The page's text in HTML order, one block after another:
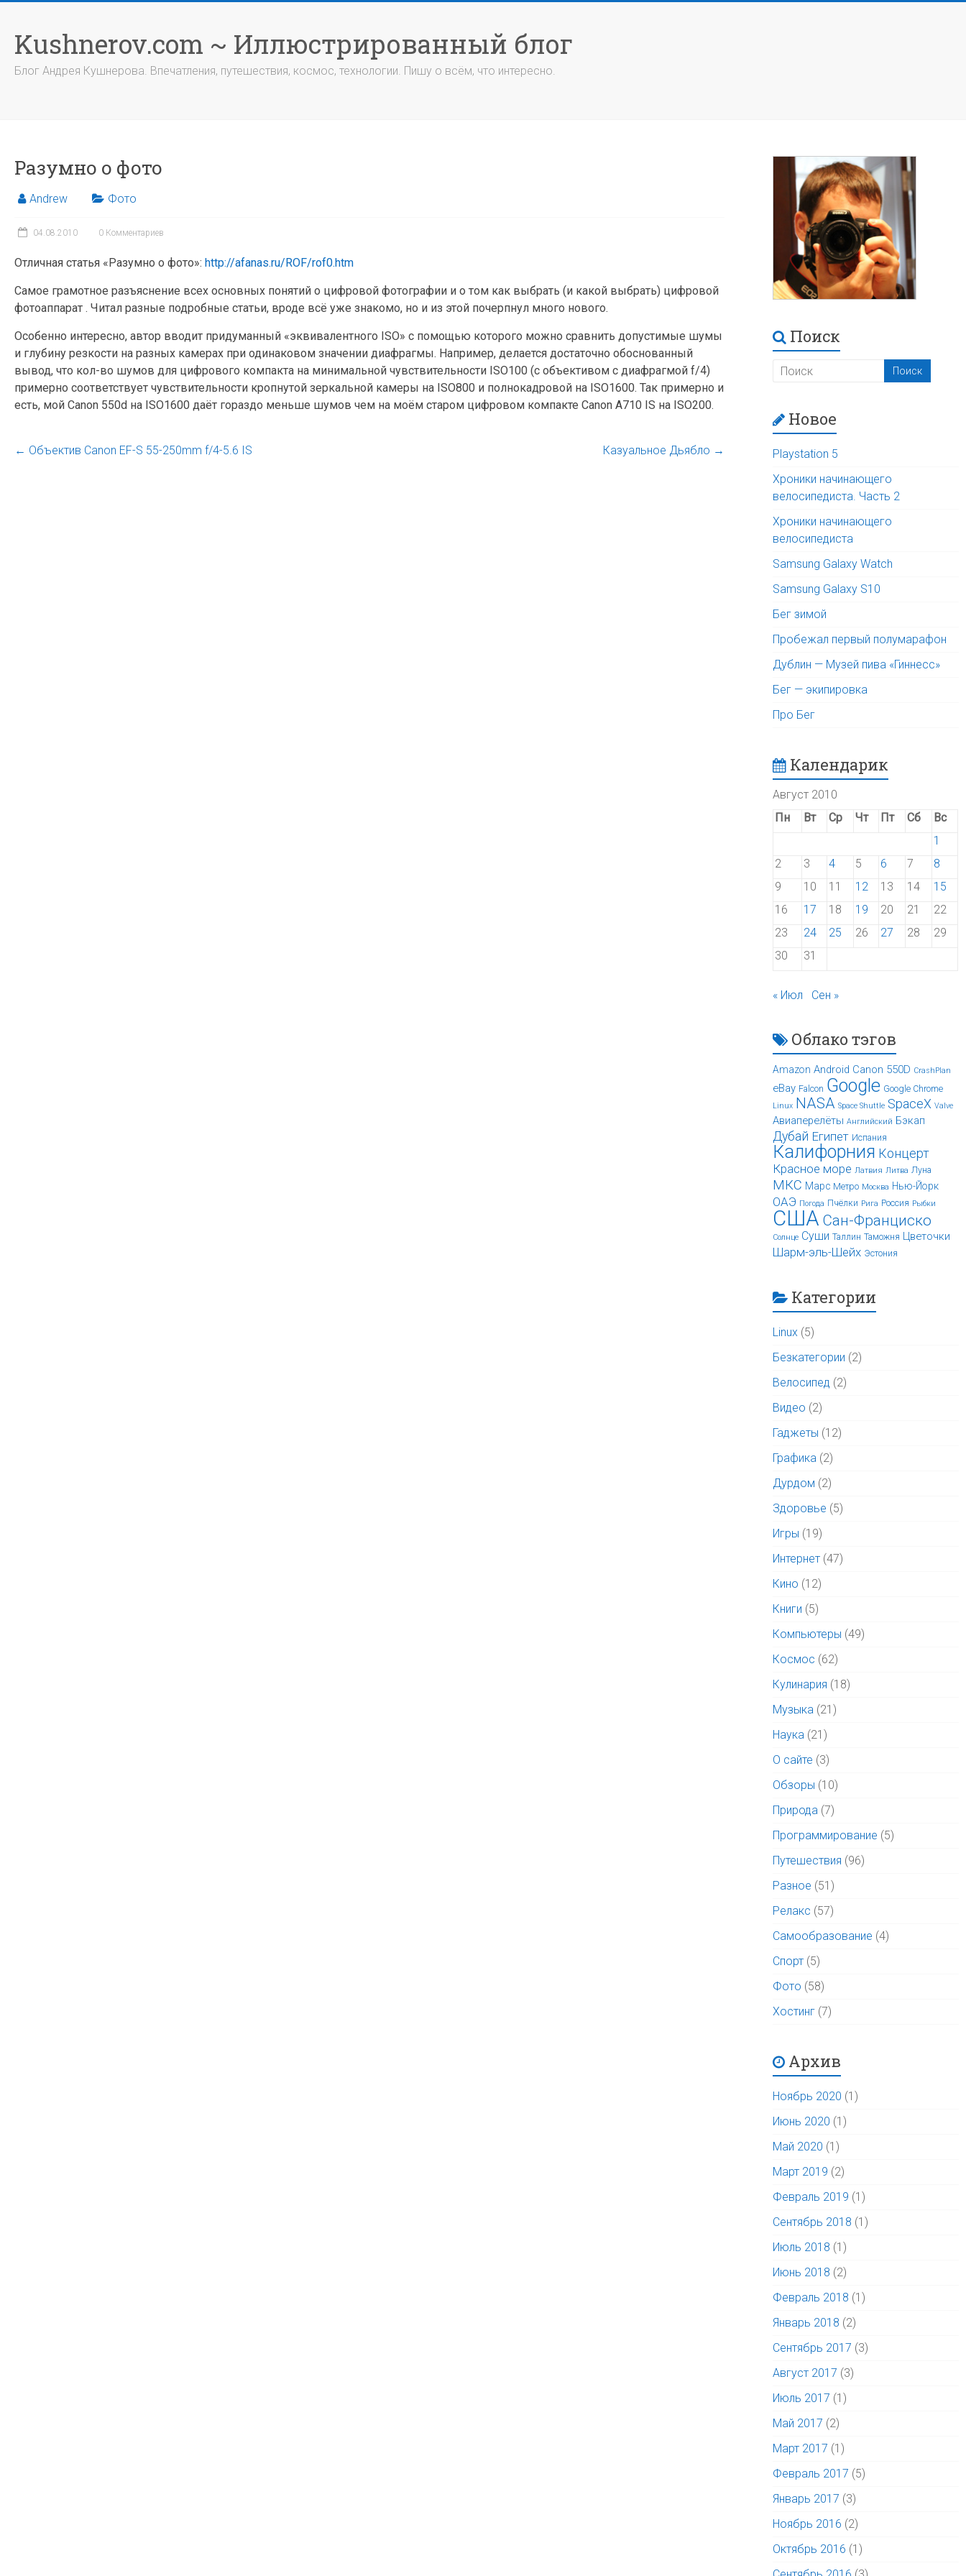
содержимому
Kushnerov.com ~ Иллюстрированный блог
Блог Андрея Кушнерова. Впечатления, путешествия, космос, технологии. Пишу о всём, что интересно.
Разумно о фото
Andrew Фото
04.08.2010 0 Комментариев
Отличная статья «Разумно о фото»: http://afanas.ru/ROF/rof0.htm
Самое грамотное разъяснение всех основных понятий о цифровой фотографии и о том как выбрать (и какой выбрать) цифровой
фотоаппарат . Читал разные подробные статьи, вроде всё уже знакомо, но и из этой почерпнул много нового.
Особенно интересно, автор вводит придуманный «эквивалентного ISO» с помощью которого можно сравнить допустимые шумы
и глубину резкости на разных камерах при одинаковом значении диафрагмы. Например, делается достаточно обоснованный
вывод, что кол-во шумов для цифрового компакта на минимальной чувствительности ISO100 (с объективом с диафрагмой f/4)
примерно соответствует чувствительности кропнутой зеркальной камеры на ISO800 и полнокадровой на ISO1600. Так примерно и
есть, мой Canon 550d на ISO1600 даёт гораздо меньше шумов чем на моём старом цифровом компакте Canon A710 IS на ISO200.
← Объектив Canon EF-S 55-250mm f/4-5.6 IS Казуальное Дьябло →
Поиск
Новое
Playstation 5
Хроники начинающего
велосипедиста. Часть 2
Хроники начинающего
велосипедиста
Samsung Galaxy Watch
Samsung Galaxy S10
Бег зимой
Пробежал первый полумарафон
Дублин — Музей пива «Гиннесс»
Бег — экипировка
Про Бег
Календарик
Август 2010
Пн
Вт Ср Чт Пт Сб
Вс
1
2
3 4 5 6 7
8
9
10 11 12 13 14
15
16
17 18 19 20 21
22
23
24 25 26 27 28
29
30
31
« Июл Сен »
Облако тэгов
Amazon Android Canon 550D CrashPlan
eBay Falcon Google Google Chrome
Linux NASA Space Shuttle SpaceX Valve
Авиаперелёты Английский Бэкап
Дубай Египет Испания
Калифорния Концерт
Красное море Латвия Литва Луна
МКС Марс Метро Москва Нью-Йорк
ОАЭ Погода Пчёлки Рига Россия Рыбки
США Сан-Франциско
Солнце Суши Таллин Таможня Цветочки
Шарм-эль-Шейх Эстония
Категории
Linux (5)
Безкатегории (2)
Велосипед (2)
Видео (2)
Гаджеты (12)
Графика (2)
Дурдом (2)
Здоровье (5)
Игры (19)
Интернет (47)
Кино (12)
Книги (5)
Компьютеры (49)
Космос (62)
Кулинария (18)
Музыка (21)
Наука (21)
О сайте (3)
Обзоры (10)
Природа (7)
Программирование (5)
Путешествия (96)
Разное (51)
Релакс (57)
Самообразование (4)
Спорт (5)
Фото (58)
Хостинг (7)
Архив
Ноябрь 2020 (1)
Июнь 2020 (1)
Май 2020 (1)
Март 2019 (2)
Февраль 2019 (1)
Сентябрь 2018 (1)
Июль 2018 (1)
Июнь 2018 (2)
Февраль 2018 (1)
Январь 2018 (2)
Сентябрь 2017 (3)
Август 2017 (3)
Июль 2017 (1)
Май 2017 (2)
Март 2017 (1)
Февраль 2017 (5)
Январь 2017 (3)
Ноябрь 2016 (2)
Октябрь 2016 (1)